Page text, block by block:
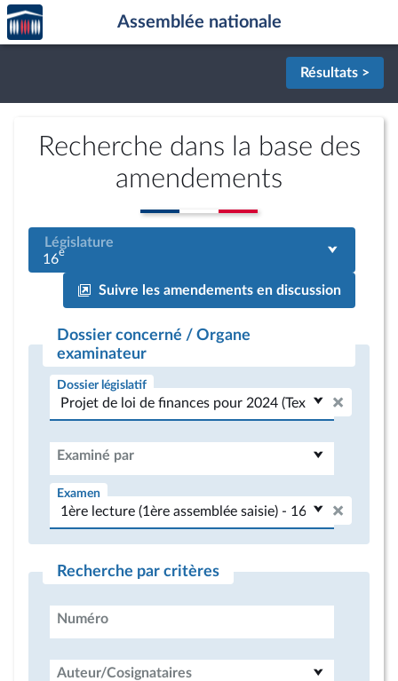
Aller au contenu
Aller en bas de la page
Accèder
à la
page
Assemblée nationale
Résultats >
Recherche dans la base des
amendements
Législature
16e
Suivre les amendements en discussion
Dossier concerné / Organe
examinateur
Dossier législatif
Examiné par
Examen
Recherche par critères
Numéro
Auteur/Cosignataires